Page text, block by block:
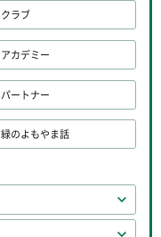
クラブ
アカデミー
パートナー
緑のよもやま話